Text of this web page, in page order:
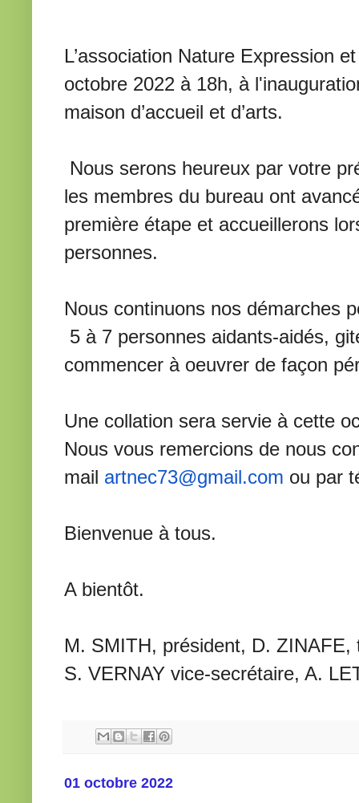
L’association Nature Expression
octobre 2022 à 18h, à
maison d’accueil et d’arts.
Nous serons heureux par votre
les membres du bureau ont
première étape et accueillerons
personnes.
Nous continuons nos démarches
5 à 7 personnes aidants-aidés,
commencer à oeuvrer de façon
Une collation sera servie à cette
Nous vous remercions de nous
mail artnec73@gmail.com ou par
Bienvenue à tous.
A bientôt.
M. SMITH, président, D.
S. VERNAY vice-secrétaire, A.
01 octobre 2022